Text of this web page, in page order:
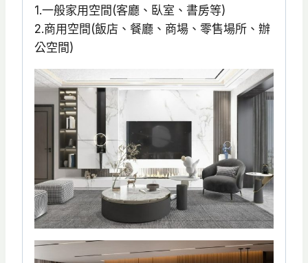
1.一般家用空間(客廳、臥室、書房等)
2.商用空間(飯店、餐廳、商場、零售場所、辦
公空間)